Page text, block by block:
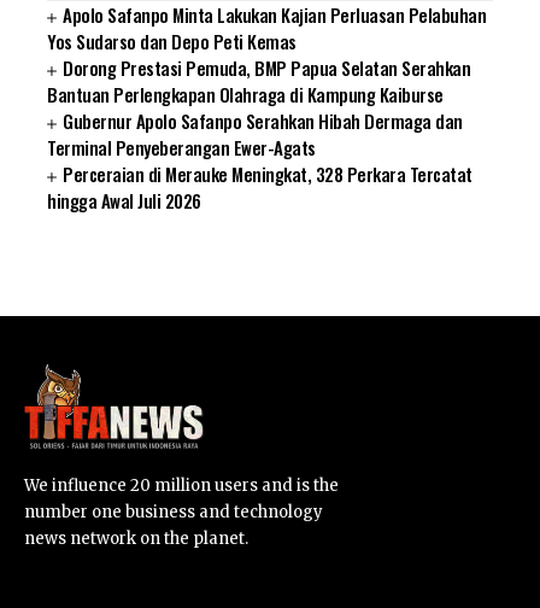
Apolo Safanpo Minta Lakukan Kajian Perluasan Pelabuhan
Yos Sudarso dan Depo Peti Kemas
Dorong Prestasi Pemuda, BMP Papua Selatan Serahkan
Bantuan Perlengkapan Olahraga di Kampung Kaiburse
Gubernur Apolo Safanpo Serahkan Hibah Dermaga dan
Terminal Penyeberangan Ewer-Agats
Perceraian di Merauke Meningkat, 328 Perkara Tercatat
hingga Awal Juli 2026
We influence 20 million users and is the
number one business and technology
news network on the planet.